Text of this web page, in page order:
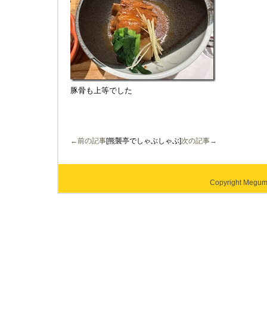
豚骨も上等でした
←前の記事[熊襲亭でしゃぶしゃぶ]次の記事→
Copyright